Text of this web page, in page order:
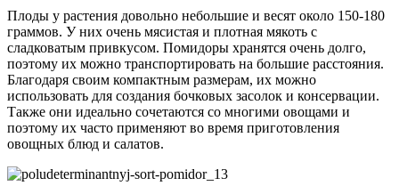
Плоды у растения довольно небольшие и весят около 150-180
граммов. У них очень мясистая и плотная мякоть с
сладковатым привкусом. Помидоры хранятся очень долго,
поэтому их можно транспортировать на большие расстояния.
Благодаря своим компактным размерам, их можно
использовать для создания бочковых засолок и консервации.
Также они идеально сочетаются со многими овощами и
поэтому их часто применяют во время приготовления
овощных блюд и салатов.